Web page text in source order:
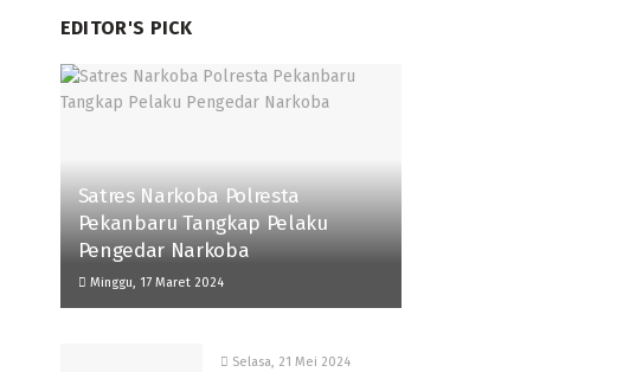
EDITOR'S PICK
Satres Narkoba Polresta
Pekanbaru Tangkap Pelaku
Pengedar Narkoba
Minggu, 17 Maret 2024
Selasa, 21 Mei 2024